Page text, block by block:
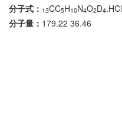
分子式： 13CC5H10N4O2D4.HCl
分子量： 179.22 36.46